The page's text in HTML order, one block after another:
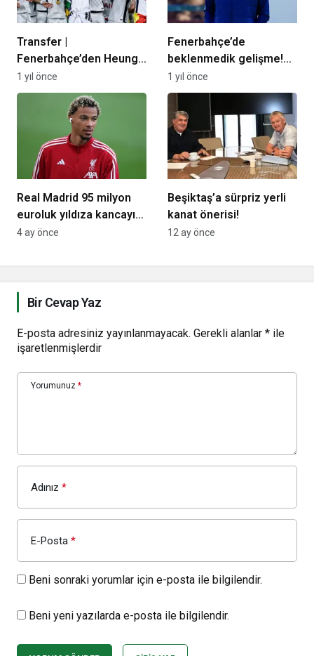
Transfer |
Fenerbahçe’den Heung-
min Son pususu!
1 yıl önce
Fenerbahçe’de
beklenmedik gelişme!
Mourinho bir türlü karar
veremedi
1 yıl önce
Real Madrid 95 milyon
euroluk yıldıza kancayı
taktı!
4 ay önce
Beşiktaş’a sürpriz yerli
kanat önerisi!
12 ay önce
Bir Cevap Yaz
E-posta adresiniz yayınlanmayacak. Gerekli alanlar * ile
işaretlenmişlerdir
Yorumunuz *
Adınız *
E-Posta *
Beni sonraki yorumlar için e-posta ile bilgilendir.
Beni yeni yazılarda e-posta ile bilgilendir.